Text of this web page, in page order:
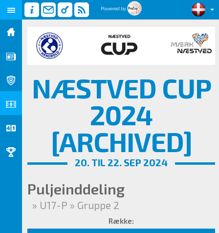
Powered by
NÆSTVED CUP
2024
[ARCHIVED]
20. TIL 22. SEP 2024
Puljeinddeling
» U17-P » Gruppe 2
Række: